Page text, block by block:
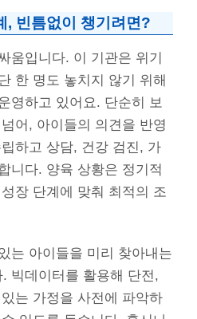
, 빈틈없이 챙기려면?
움입니다. 이 기관은 위기
한 명도 놓치지 않기 위해
영하고 있어요. 단순히 보
어, 아이들의 의견을 반영
하고 상담, 건강 검진, 가
니다. 양육 상황은 정기적
장 단계에 맞춰 최적의 조
는 아이들을 미리 찾아내는
빅데이터를 활용해 단전,
는 가정을 사전에 파악하